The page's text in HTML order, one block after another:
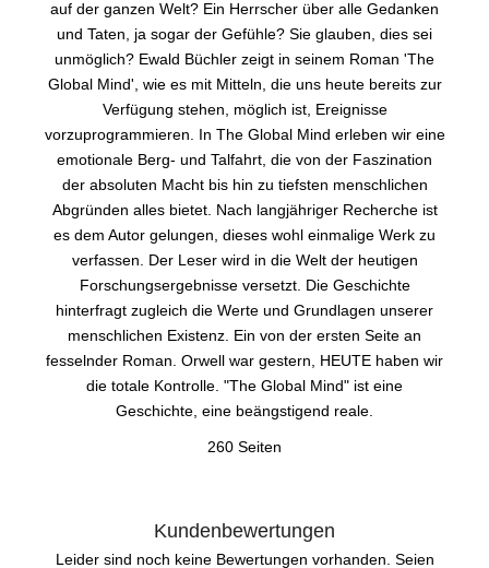
auf der ganzen Welt? Ein Herrscher über alle Gedanken
und Taten, ja sogar der Gefühle? Sie glauben, dies sei
unmöglich? Ewald Büchler zeigt in seinem Roman 'The
Global Mind', wie es mit Mitteln, die uns heute bereits zur
Verfügung stehen, möglich ist, Ereignisse
vorzuprogrammieren. In The Global Mind erleben wir eine
emotionale Berg- und Talfahrt, die von der Faszination
der absoluten Macht bis hin zu tiefsten menschlichen
Abgründen alles bietet. Nach langjähriger Recherche ist
es dem Autor gelungen, dieses wohl einmalige Werk zu
verfassen. Der Leser wird in die Welt der heutigen
Forschungsergebnisse versetzt. Die Geschichte
hinterfragt zugleich die Werte und Grundlagen unserer
menschlichen Existenz. Ein von der ersten Seite an
fesselnder Roman. Orwell war gestern, HEUTE haben wir
die totale Kontrolle. "The Global Mind" ist eine
Geschichte, eine beängstigend reale.
260 Seiten
Kundenbewertungen
Leider sind noch keine Bewertungen vorhanden. Seien